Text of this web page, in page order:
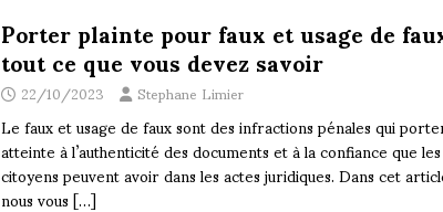
Porter plainte pour faux et usage de
tout ce que vous devez savoir
22/10/2023 Stephane Limier
Le faux et usage de faux sont des infractions pénales qui
atteinte à l’authenticité des documents et à la confiance que les
citoyens peuvent avoir dans les actes juridiques. Dans cet
nous vous[…]